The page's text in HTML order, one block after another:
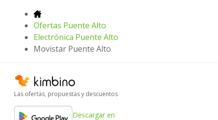
Ofertas Puente Alto
Electrónica Puente Alto
Movistar Puente Alto
Las ofertas, propuestas y descuentos
Descargar en